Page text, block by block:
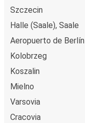
Szczecin
Halle (Saale), Saale
Aeropuerto de Berlín
Kolobrzeg
Koszalin
Mielno
Varsovia
Cracovia